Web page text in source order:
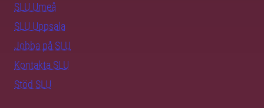
SLU Umeå
SLU Uppsala
Jobba på SLU
Kontakta SLU
Stöd SLU